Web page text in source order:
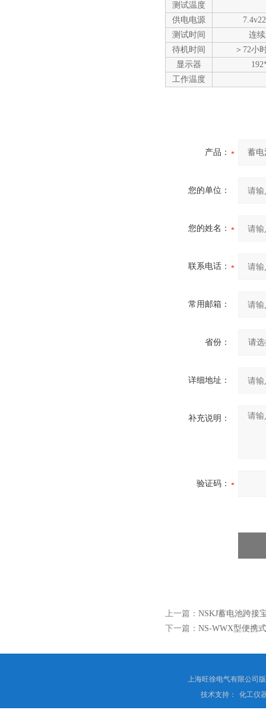
测试温度
供电电源
测试时间
连
待机时间
＞72小
显示器
工作温度
产品：
您的单位：
您的姓名：
联系电话：
常用邮箱：
省份：
详细地址：
补充说明：
验证码：
上一篇： NSKJ蓄电池跨接
下一篇： NS-WWX型便携
上海旺徐电气有限公司
技术支持：
化工仪